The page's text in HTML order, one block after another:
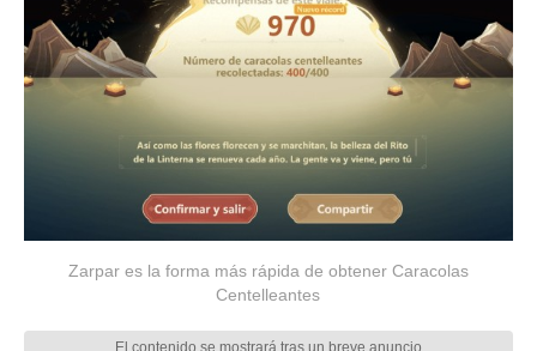
Zarpar es la forma más rápida de obtener Caracolas
Centelleantes